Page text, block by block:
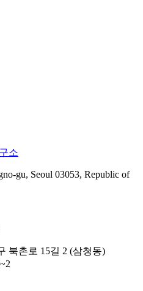
소
gu, Seoul 03053, Republic of
북촌로 15길 2 (삼청동)